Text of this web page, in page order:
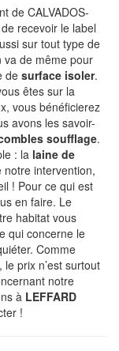
de CALVADOS-
recevoir le label
sur tout type de
va de même pour
de surface isoler.
êtes sur la
vous bénéficierez
avons les savoir-
soufflage.
: la laine de
intervention,
! Pour ce qui est
en faire. Le
habitat vous
qui concerne le
Comme
prix n’est surtout
notre
à LEFFARD
!